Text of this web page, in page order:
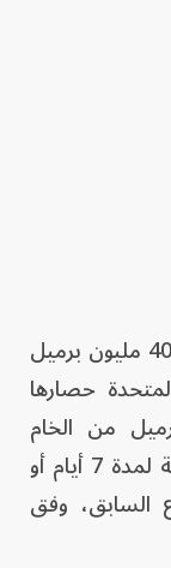
وأعلنت إيران، الأربعاء، شحن أكثر من 40 مليون برميل
حصارها
من 20 مليون برميل من الخام
الإيراني ظلت عالقة في المياه الآسيوية لمدة 7 أيام أو
الأسبوع السابق، وفق